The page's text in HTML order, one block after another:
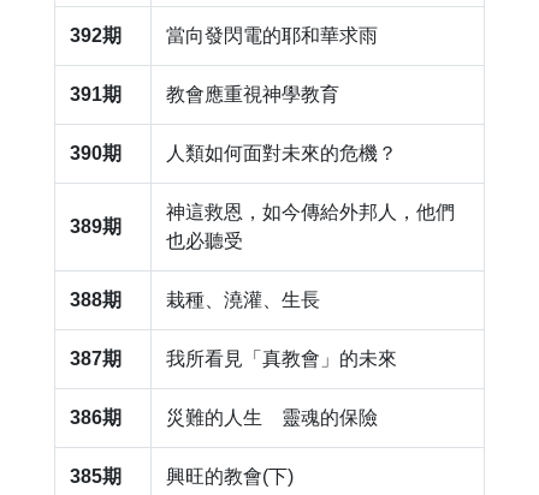
392期 當向發閃電的耶和華求雨
391期 教會應重視神學教育
390期 人類如何面對未來的危機？
389期
神這救恩，如今傳給外邦人，他們
也必聽受
388期 栽種、澆灌、生長
387期 我所看見「真教會」的未來
386期 災難的人生 靈魂的保險
385期 興旺的教會(下)